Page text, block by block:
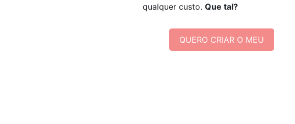
qualquer custo. Que tal?
QUERO CRIAR O MEU